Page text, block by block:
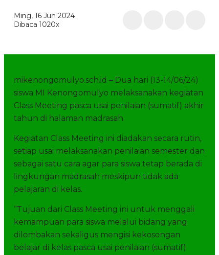
Ming, 16 Jun 2024
Dibaca 1020x
mikenongomulyo.sch.id – Dua hari (13-14/06/24)
siswa MI Kenongomulyo melaksanakan kegiatan
Class Meeting pasca usai penilaian (sumatif) akhir
tahun di halaman madrasah.
Kegiatan Class Meeting ini diadakan secara rutin,
setiap usai melaksanakan penilaian semester dan
sebagai satu cara agar para siswa tetap berada di
lingkungan madrasah meskipun tidak ada
pelajaran di kelas.
“Tujuan dari Class Meeting ini untuk menggali
kemampuan para siswa melalui bidang yang
dilombakan sekaligus mengisi kekosongan
belajar di kelas pasca usai penilaian (sumatif)